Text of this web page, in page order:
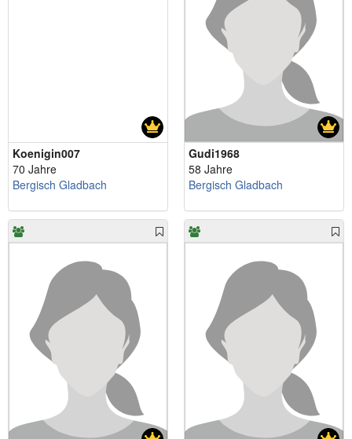
Koenigin007
70 Jahre
Bergisch Gladbach
Gudi1968
58 Jahre
Bergisch Gladbach